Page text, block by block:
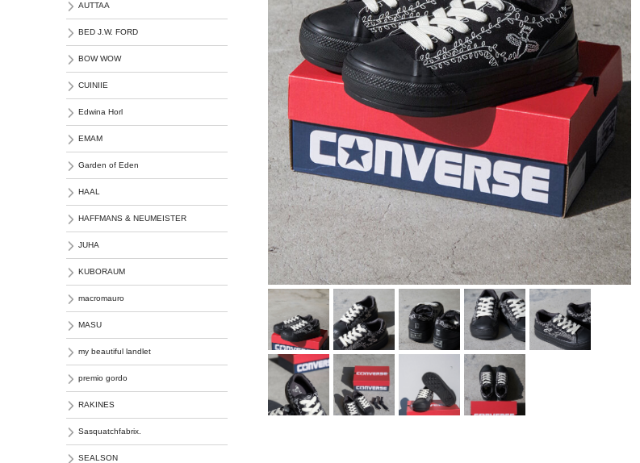
HAAL
HAFFMANS &
NEUMEISTER
JUHA
KUBORAUM
macromauro
MASU
my beautiful
landlet
premio gordo
RAKINES
Sasquatchfabrix.
SEALSON
SHINYAKOZUKA
STUDIO
GIFT
WRAPPING
SALE
AUTTAA
BED J.W. FORD
BOW WOW
CUINIIE
Edwina Horl
EMAM
Garden of Eden
HAAL
HAFFMANS & NEUMEISTER
JUHA
KUBORAUM
macromauro
MASU
my beautiful landlet
premio gordo
RAKINES
Sasquatchfabrix.
SEALSON